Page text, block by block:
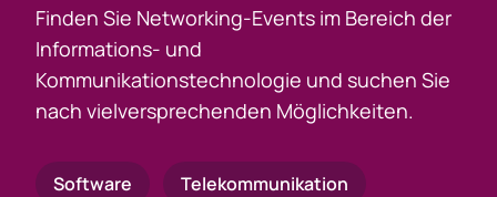
Finden Sie Networking-Events im Bereich der
Informations- und
Kommunikationstechnologie und suchen Sie
nach vielversprechenden Möglichkeiten.
Software Telekommunikation